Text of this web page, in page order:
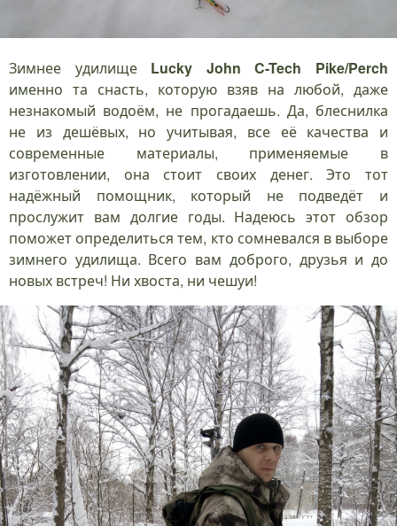
Зимнее удилище Lucky John C-Tech Pike/Perch
именно та снасть, которую взяв на любой, даже
незнакомый водоём, не прогадаешь. Да, блеснилка
не из дешёвых, но учитывая, все её качества и
современные материалы, применяемые в
изготовлении, она стоит своих денег. Это тот
надёжный помощник, который не подведёт и
прослужит вам долгие годы. Надеюсь этот обзор
поможет определиться тем, кто сомневался в выборе
зимнего удилища. Всего вам доброго, друзья и до
новых встреч! Ни хвоста, ни чешуи!